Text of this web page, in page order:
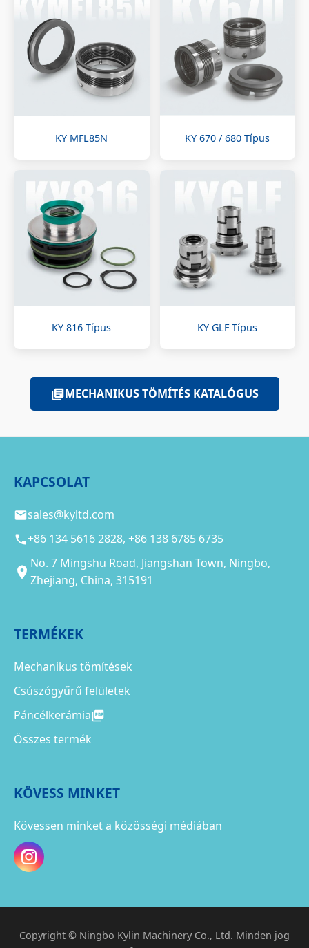
KY MFL85N KY 670 / 680 Típus
KY 816 Típus KY GLF Típus
MECHANIKUS TÖMÍTÉS KATALÓGUS
KAPCSOLAT
sales@kyltd.com
+86 134 5616 2828, +86 138 6785 6735
No. 7 Mingshu Road, Jiangshan Town, Ningbo,
Zhejiang, China, 315191
TERMÉKEK
Mechanikus tömítések
Csúszógyűrű felületek
Páncélkerámia
Összes termék
KÖVESS MINKET
Kövessen minket a közösségi médiában
Copyright © Ningbo Kylin Machinery Co., Ltd. Minden jog